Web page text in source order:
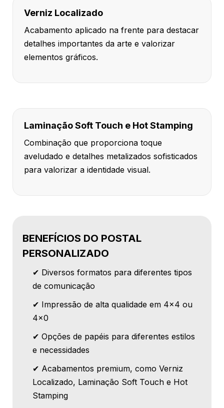
Verniz Localizado
Acabamento aplicado na frente para destacar
detalhes importantes da arte e valorizar
elementos gráficos.
Laminação Soft Touch e Hot Stamping
Combinação que proporciona toque
aveludado e detalhes metalizados sofisticados
para valorizar a identidade visual.
BENEFÍCIOS DO POSTAL
PERSONALIZADO
✔ Diversos formatos para diferentes tipos
de comunicação
✔ Impressão de alta qualidade em 4x4 ou
4x0
✔ Opções de papéis para diferentes estilos
e necessidades
✔ Acabamentos premium, como Verniz
Localizado, Laminação Soft Touch e Hot
Stamping